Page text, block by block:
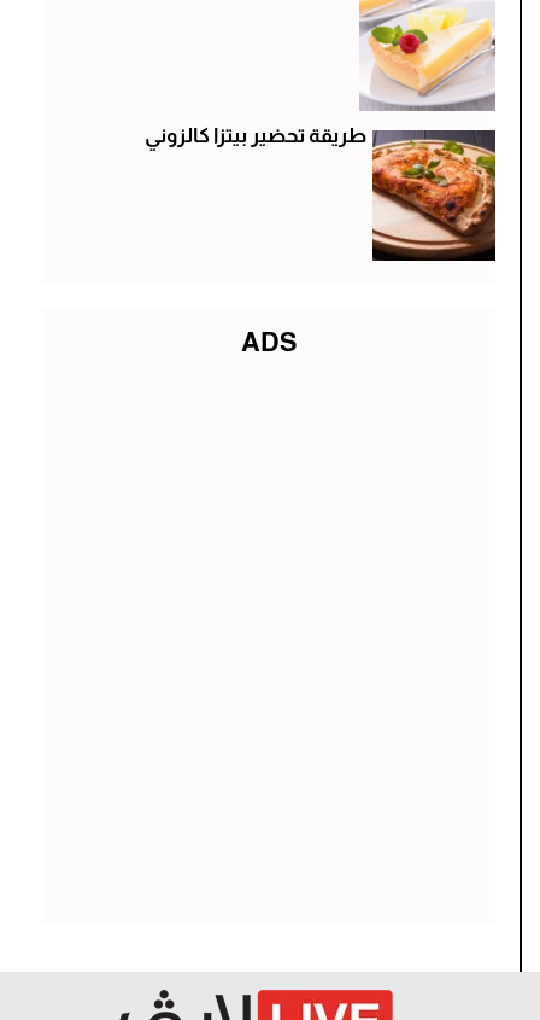
طريقة تحضير بيتزا كالزوني
ADS